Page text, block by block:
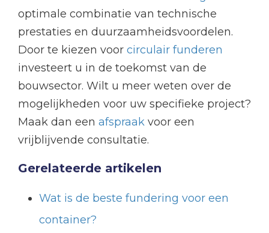
optimale combinatie van technische
prestaties en duurzaamheidsvoordelen.
Door te kiezen voor circulair funderen
investeert u in de toekomst van de
bouwsector. Wilt u meer weten over de
mogelijkheden voor uw specifieke project?
Maak dan een afspraak voor een
vrijblijvende consultatie.
Gerelateerde artikelen
Wat is de beste fundering voor een
container?